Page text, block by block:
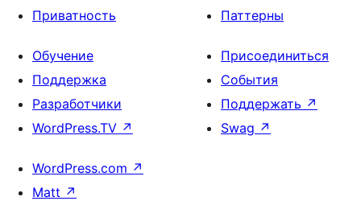
Приватность
Паттерны
Обучение
Поддержка
Разработчики
WordPress.TV ↗
Присоединиться
События
Поддержать ↗
Swag ↗
WordPress.com ↗
Matt ↗